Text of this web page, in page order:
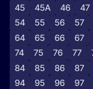
45
45А 46 47
54
55 56 57
64
65 66 67
74
75 76 77
84
85 86 87
94
95 96 97